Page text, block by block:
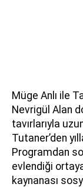
Müge Anlı ile
Nevrigül Alan
tavırlarıyla
Tutaner’den
Programdan
evlendiği
kaynanası